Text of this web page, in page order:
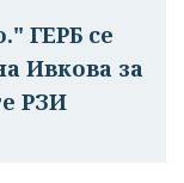
ГЕРБ се
Ивкова за
РЗИ